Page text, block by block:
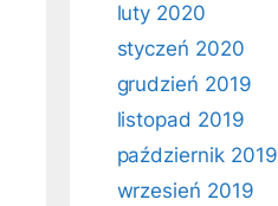
luty 2020
styczeń 2020
grudzień 2019
listopad 2019
październik 2019
wrzesień 2019